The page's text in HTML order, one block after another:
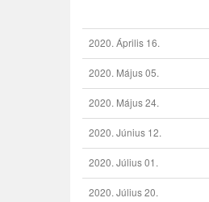
2020. Április 16.
2020. Május 05.
2020. Május 24.
2020. Június 12.
2020. Július 01.
2020. Július 20.